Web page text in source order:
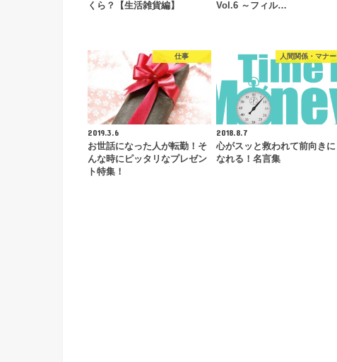
くら？【生活雑貨編】
Vol.6 ～フィル…
仕事
2019.3.6
お世話になった人が転勤！そ
んな時にピッタリなプレゼン
ト特集！
人間関係・マナー
2018.8.7
心がスッと救われて前向きに
なれる！名言集